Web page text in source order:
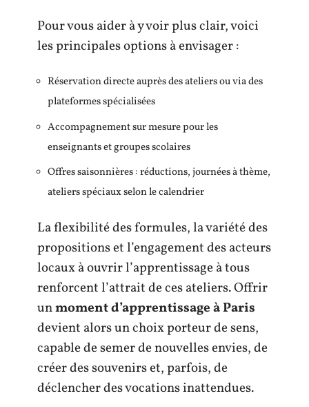
Pour vous aider à y voir plus clair, voici
les principales options à envisager :
Réservation directe auprès des ateliers ou via des
plateformes spécialisées
Accompagnement sur mesure pour les
enseignants et groupes scolaires
Offres saisonnières : réductions, journées à thème,
ateliers spéciaux selon le calendrier
La flexibilité des formules, la variété des
propositions et l’engagement des acteurs
locaux à ouvrir l’apprentissage à tous
renforcent l’attrait de ces ateliers. Offrir
unmoment d’apprentissage à Paris
devient alors un choix porteur de sens,
capable de semer de nouvelles envies, de
créer des souvenirs et, parfois, de
déclencher des vocations inattendues.